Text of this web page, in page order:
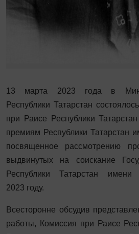
13 марта 2023 года в
Республики Татарстан
при Раисе Республики
премиям Республики Татарстан
посвященное рассмотрению
выдвинутых на соискание
Республики Татарстан
2023 году.
Всесторонне обсудив
работы, Комиссия при Раисе